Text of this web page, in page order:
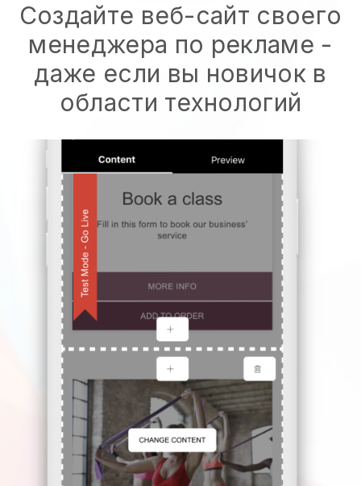
Создайте веб-сайт своего
менеджера по рекламе -
даже если вы новичок в
области технологий